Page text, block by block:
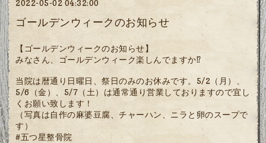
2022-05-02 04:32:00
ゴールデンウィークのお知らせ
【ゴールデンウィークのお知らせ】
みなさん、ゴールデンウィーク楽しんでますか⁉︎
当院は暦通り日曜日、祭日のみのお休みです。5/2（月）、
5/6（金）、5/7（土）は通常通り営業しておりますので宜し
くお願い致します！
（写真は自作の麻婆豆腐、チャーハン、ニラと卵のスープで
す）
#五つ星整骨院